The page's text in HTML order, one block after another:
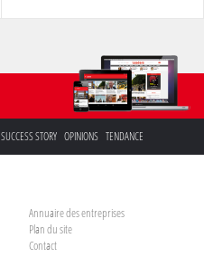
SUCCESS STORY OPINIONS TENDANCE
Annuaire des entreprises
Plan du site
Contact